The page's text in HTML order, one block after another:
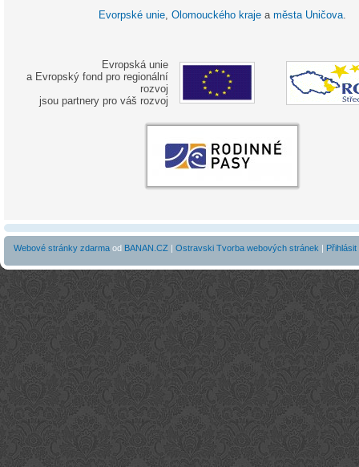
Evorpské unie Olomouckého kraje a města Uničova
Evropská unie
a Evropský fond pro regionální
rozvoj
jsou partnery pro váš rozvoj
Webové stránky zdarma od BANAN.CZ | Ostravski Tvorba webových stránek | Přihlásit